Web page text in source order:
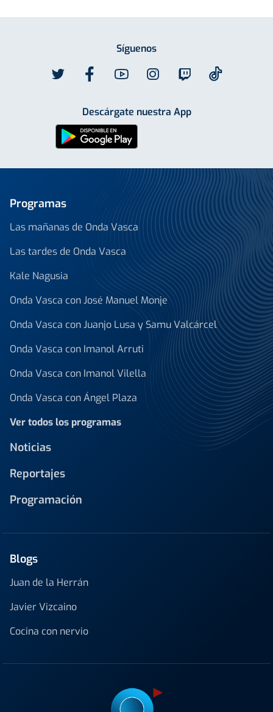
Síguenos
Descárgate nuestra App
Programas
Las mañanas de Onda Vasca
Las tardes de Onda Vasca
Kale Nagusia
Onda Vasca con José Manuel Monje
Onda Vasca con Juanjo Lusa y Samu Valcárcel
Onda Vasca con Imanol Arruti
Onda Vasca con Imanol Vilella
Onda Vasca con Ángel Plaza
Ver todos los programas
Noticias
Reportajes
Programación
Blogs
Juan de la Herrán
Javier Vizcaino
Cocina con nervio